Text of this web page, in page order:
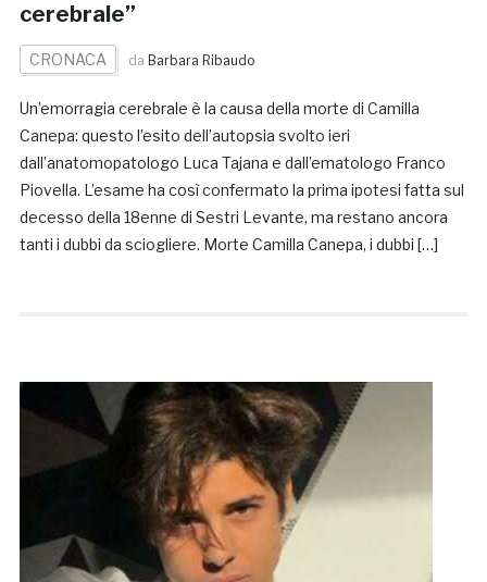
cerebrale”
CRONACA da Barbara Ribaudo
Un’emorragia cerebrale è la causa della morte di Camilla
Canepa: questo l’esito dell’autopsia svolto ieri
dall’anatomopatologo Luca Tajana e dall’ematologo Franco
Piovella. L’esame ha così confermato la prima ipotesi fatta sul
decesso della 18enne di Sestri Levante, ma restano ancora
tanti i dubbi da sciogliere. Morte Camilla Canepa, i dubbi […]